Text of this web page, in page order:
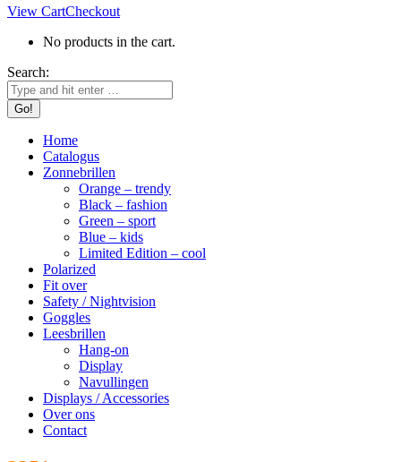
View CartCheckout
No products in the cart.
Search:
Home
Catalogus
Zonnebrillen
Orange – trendy
Black – fashion
Green – sport
Blue – kids
Limited Edition – cool
Polarized
Fit over
Safety / Nightvision
Goggles
Leesbrillen
Hang-on
Display
Navullingen
Displays / Accessories
Over ons
Contact